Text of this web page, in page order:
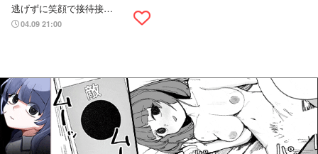
逃げずに笑顔で接待接
待！！
04.09 21:00